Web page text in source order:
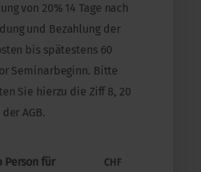
von 20% 14 Tage nach
und Bezahlung der
bis spätestens 60
Seminarbeginn. Bitte
Sie hierzu die Ziff 8, 20
AGB.
Person für
CHF